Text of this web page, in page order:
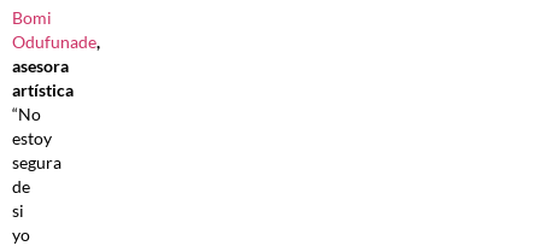
Bomi
Odufunade,
asesora
artística
“No
estoy
segura
de
si
yo